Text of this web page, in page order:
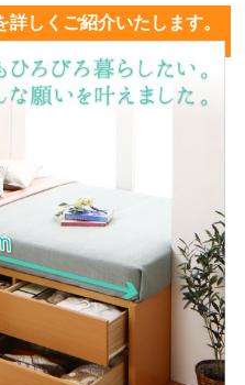
詳しくご紹介いたします。